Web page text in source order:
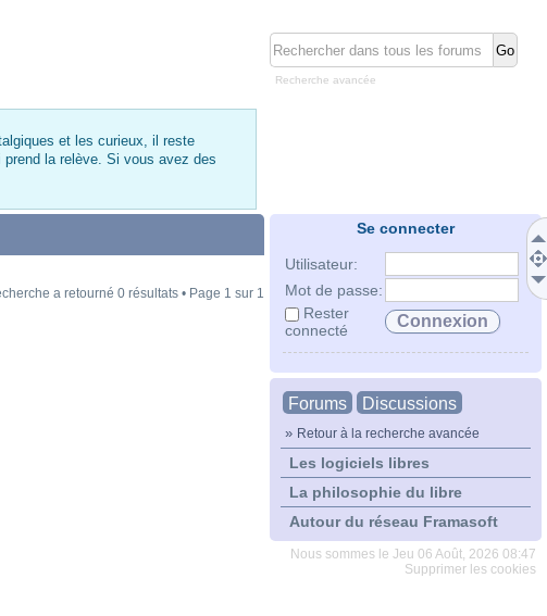
Recherche avancée
et les curieux, il reste
prend la relève. Si vous avez des
Se connecter
Utilisateur:
Mot de passe:
Rester
connecté
Forums Discussions
» Retour à la recherche avancée
Les logiciels libres
La philosophie du libre
Autour du réseau Framasoft
Nous sommes le Jeu 06 Août, 2026 08:47
Supprimer les cookies
a retourné 0 résultats • Page 1 sur 1